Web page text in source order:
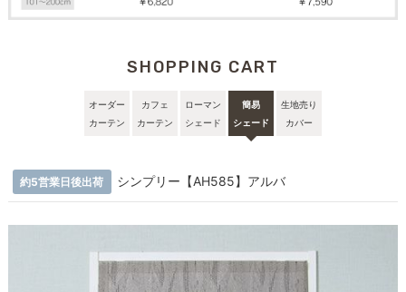
SHOPPING CART
オーダー
カーテン
カフェ
カーテン
ローマン
シェード
簡易
シェード
生地売り
カバー
約5営業日後出荷 シンプリー【AH585】アルバ